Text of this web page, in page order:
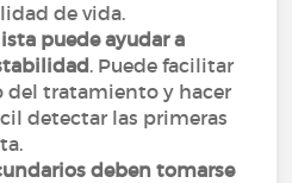
de vida.
puede ayudar a
. Puede facilitar
del tratamiento y hacer
detectar las primeras
deben tomarse